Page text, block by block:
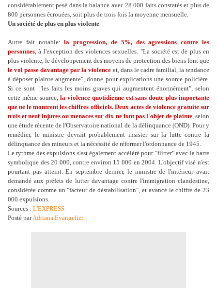
considérablement pesé dans la balance avec 28 000 faits constatés et plus de
800 personnes écrouées, soit plus de trois fois la moyenne mensuelle.
Un société de plus en plus violente
Autre fait notable: la progression, de 5%, des agressions contre les
personnes, à l'exception des violences sexuelles. "La société est de plus en
plus violente, le développement des moyens de protection des biens font que
le vol passe davantage par la violence et, dans le cadre familial, la tendance
à déposer plainte augmente", donne pour explications une source policière.
Si ce sont "les faits les moins graves qui augmentent énormément", selon
cette même source, la violence quotidienne est sans doute plus importante
que ne le montrent les chiffres officiels. Deux actes de violence gratuite sur
trois et neuf injures ou menaces sur dix ne font pas l'objet de plainte, selon
une étude récente de l'Observatoire national de la délinquance (OND). Pour y
remédier, le ministre devrait probablement insister sur la lutte contre la
délinquance des mineurs et la nécessité de réformer l'ordonnance de 1945.
Le rythme des expulsions s'est également accéléré pour "flirter" avec la barre
symbolique des 20 000, contre environ 15 000 en 2004. L'objectif visé n'est
pourtant pas atteint. En septembre dernier, le ministre de l'intérieur avait
demandé aux préfets de lutter davantage contre l'immigration clandestine,
considérée comme un "facteur de déstabilisation", et avancé le chiffre de 23
000 expulsions.
Sources : L'EXPRESS
Posté parAdriana Evangelizt